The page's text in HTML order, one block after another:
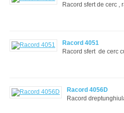
Racord sfert de cerc ,
Racord 4051
Racord sfert de cerc
Racord 4056D
Racord